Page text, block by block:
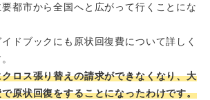
都市から全国へと広がって行くことにな
ドブックにも原状回復費について詳しく
ロス張り替えの請求ができなくなり、大
原状回復をすることになったわけです。